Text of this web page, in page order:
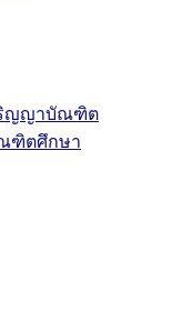
ริญญาบัณฑิต
ฑิตศึกษา